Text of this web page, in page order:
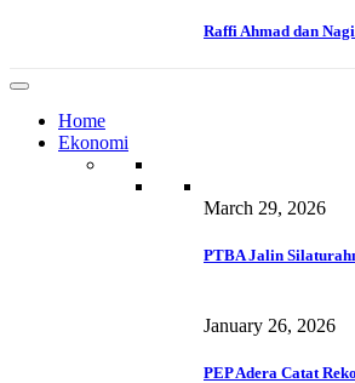
Raffi Ahmad dan
Home
Ekonomi
March 29, 2026
PTBA Jalin
January 26, 2026
PEP Adera Catat